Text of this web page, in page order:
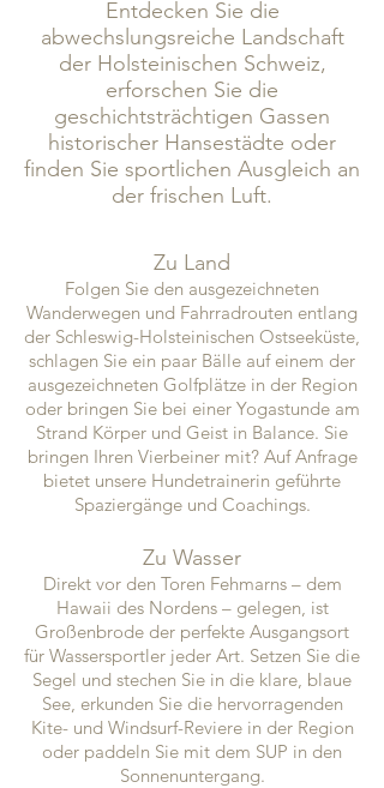
Entdecken Sie die
abwechslungsreiche Landschaft
der Holsteinischen Schweiz,
erforschen Sie die
geschichtsträchtigen Gassen
historischer Hansestädte oder
finden Sie sportlichen Ausgleich an
der frischen Luft.
Zu Land
Folgen Sie den ausgezeichneten
Wanderwegen und Fahrradrouten entlang
der Schleswig-Holsteinischen Ostseeküste,
schlagen Sie ein paar Bälle auf einem der
ausgezeichneten Golfplätze in der Region
oder bringen Sie bei einer Yogastunde am
Strand Körper und Geist in Balance. Sie
bringen Ihren Vierbeiner mit? Auf Anfrage
bietet unsere Hundetrainerin geführte
Spaziergänge und Coachings.
Zu Wasser
Direkt vor den Toren Fehmarns – dem
Hawaii des Nordens – gelegen, ist
Großenbrode der perfekte Ausgangsort
für Wassersportler jeder Art. Setzen Sie die
Segel und stechen Sie in die klare, blaue
See, erkunden Sie die hervorragenden
Kite- und Windsurf-Reviere in der Region
oder paddeln Sie mit dem SUP in den
Sonnenuntergang.